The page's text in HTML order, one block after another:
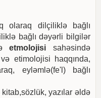
olaraq dilçiliklə bağlı
bağlı dəyərli bilgilər
etmolojisi sahəsində
etimolojisi haqqında,
eyləmlə(fe'l) bağlı
yazılar əldə